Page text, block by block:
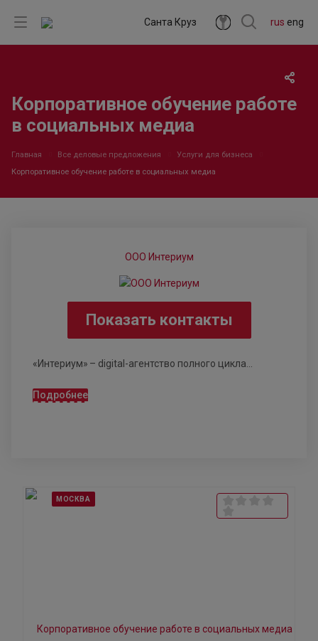
rus eng
Санта Круз
Корпоративное обучение работе
в социальных медиа
Главная Все деловые предложения
Услуги для бизнеса
Корпоративное обучение работе в социальных медиа
ООО Интериум
Показать контакты
«Интериум» – digital-агентство полного цикла...
Подробнее
МОСКВА